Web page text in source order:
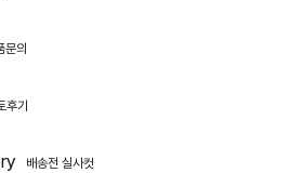
문의
후기
배송전 실사컷